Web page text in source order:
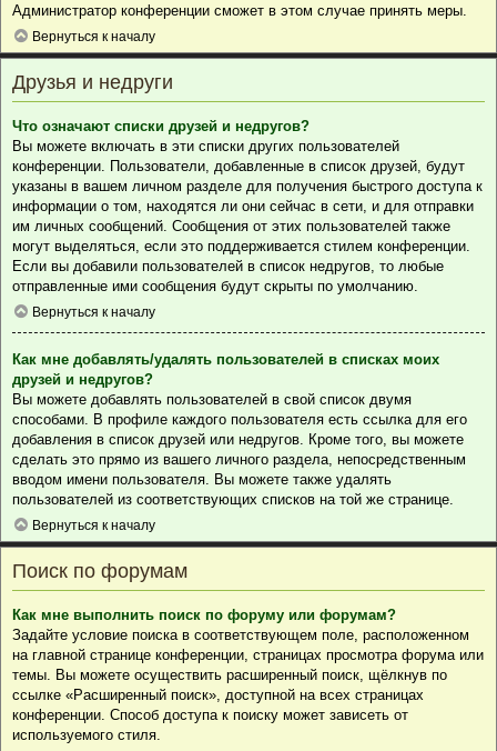
Администратор конференции сможет в этом случае принять меры.
Вернуться к началу
Друзья и недруги
Что означают списки друзей и недругов?
Вы можете включать в эти списки других пользователей
конференции. Пользователи, добавленные в список друзей, будут
указаны в вашем личном разделе для получения быстрого доступа к
информации о том, находятся ли они сейчас в сети, и для отправки
им личных сообщений. Сообщения от этих пользователей также
могут выделяться, если это поддерживается стилем конференции.
Если вы добавили пользователей в список недругов, то любые
отправленные ими сообщения будут скрыты по умолчанию.
Вернуться к началу
Как мне добавлять/удалять пользователей в списках моих
друзей и недругов?
Вы можете добавлять пользователей в свой список двумя
способами. В профиле каждого пользователя есть ссылка для его
добавления в список друзей или недругов. Кроме того, вы можете
сделать это прямо из вашего личного раздела, непосредственным
вводом имени пользователя. Вы можете также удалять
пользователей из соответствующих списков на той же странице.
Вернуться к началу
Поиск по форумам
Как мне выполнить поиск по форуму или форумам?
Задайте условие поиска в соответствующем поле, расположенном
на главной странице конференции, страницах просмотра форума или
темы. Вы можете осуществить расширенный поиск, щёлкнув по
ссылке «Расширенный поиск», доступной на всех страницах
конференции. Способ доступа к поиску может зависеть от
используемого стиля.